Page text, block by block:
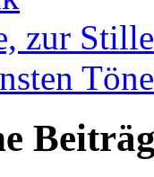
zur Stille
Töne